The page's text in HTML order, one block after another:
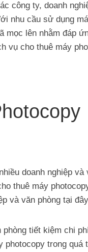
công ty, doanh
nhu cầu sử dụng
mọc lên nhằm đáp
vụ cho thuê máy
doanh nghiệp và
thuê máy
và văn phòng tại
phòng tiết kiệm chi
photocopy trong quá